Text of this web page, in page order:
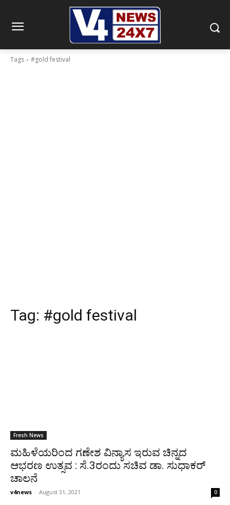
Tags #gold festival
Tag: #gold festival
Fresh News
ಮಹಿಳೆಯರಿಂದ ಗಣೇಶ ವಿನ್ಯಾಸ ಇರುವ ಚಿನ್ನದ
ಆಭರಣ ಉತ್ಸವ : ಸೆ.3ರಂದು ಸಚಿವ ಡಾ. ಸುಧಾಕರ್
ಚಾಲನೆ
v4news - August 31, 2021 0